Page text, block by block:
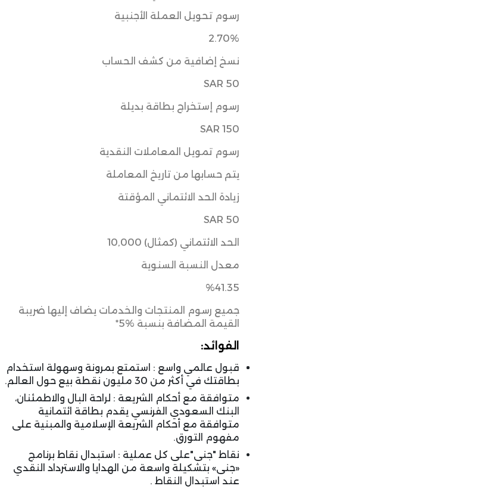
رسوم تحويل العملة الأجنبية
2.70%
نسخ إضافية من كشف الحساب
SAR 50
رسوم إستخراج بطاقة بديلة
SAR 150
رسوم تمويل المعاملات النقدية
يتم حسابها من تاريخ المعاملة
زيادة الحد الائتماني المؤقتة
SAR 50
الحد الائتماني (كمثال) 10,000
معدل النسبة السنوية
%41.35
جميع رسوم المنتجات والخدمات يضاف إليها ضريبة
القيمة المضافة بنسبة %5*
الفوائد:
قبول عالمي واسع : استمتع بمرونة وسهولة استخدام
بطاقتك في أكثر من 30 مليون نقطة بيع حول العالم.
متوافقة مع أحكام الشريعة : لراحة البال والاطمئنان،
البنك السعودي الفرنسي يقدم بطاقة ائتمانية
متوافقة مع أحكام الشريعة الإسلامية والمبنية على
مفهوم التورق.
نقاط "جنى"على كل عملية : استبدال نقاط برنامج
«جنى» بتشكيلة واسعة من الهدايا والاسترداد النقدي
عند استبدال النقاط .